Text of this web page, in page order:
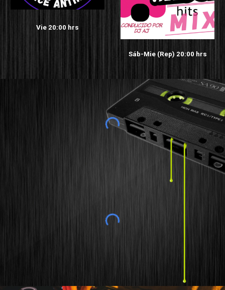
Vie 20:00 hrs
Sáb-Mie (Rep) 20:00 hrs